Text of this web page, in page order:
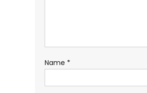
Name *